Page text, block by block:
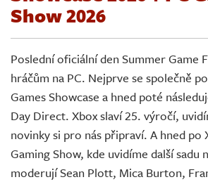
Show 2026
Poslední oficiální den Summer Game
hráčům na PC. Nejprve se společně
Games Showcase a hned poté
Day Direct. Xbox slaví 25. výročí,
novinky si pro nás připraví. A hned po
Gaming Show, kde uvidíme další sadu
moderují Sean Plott, Mica Burton,